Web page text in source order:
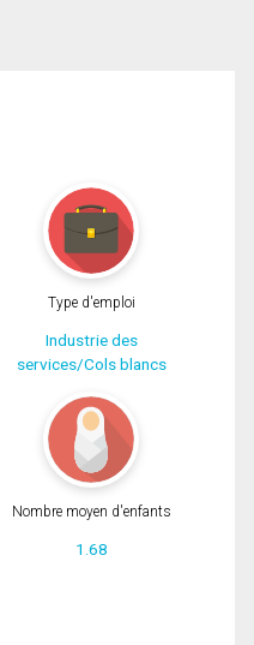
Type d'emploi
Industrie des
services/Cols blancs
Nombre moyen d'enfants
1.68